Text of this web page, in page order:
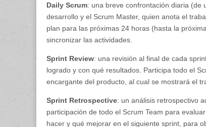
Daily Scrum: una breve confrontación diaria (de
desarrollo y el Scrum Master, quien anota el
plan para las próximas 24 horas (hasta la
sincronizar las actividades.
Sprint Review: una revisión al final de cada
logrado y con qué resultados. Participa todo el
encargante del producto, al cual se mostrará el
Sprint Retrospective: un análisis retrospectivo
participación de todo el Scrum Team para
hacer y qué mejorar en el siguiente sprint, para